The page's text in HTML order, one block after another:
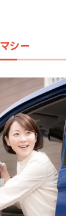
シー